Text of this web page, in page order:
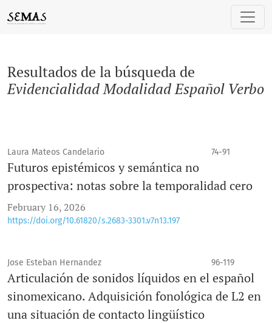
Resultados de la búsqueda de
Evidencialidad Modalidad Español Verbo
Laura Mateos Candelario 74-91
Futuros epistémicos y semántica no
prospectiva: notas sobre la temporalidad cero
February 16, 2026
https://doi.org/10.61820/s.2683-3301.v7n13.197
Jose Esteban Hernandez 96-119
Articulación de sonidos líquidos en el español
sinomexicano. Adquisición fonológica de L2 en
una situación de contacto lingüístico